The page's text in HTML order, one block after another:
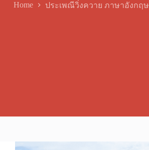
Home ประเพณีวิ่งควาย ภาษาอังกฤษ